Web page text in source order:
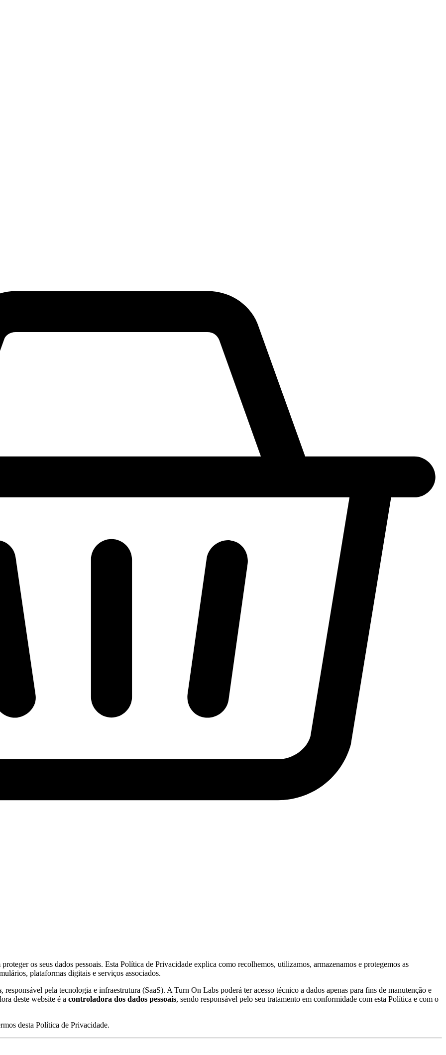
os seus dados pessoais. Esta Política de Privacidade explica como recolhemos, utilizamos, armazenamos e protegemos as
plataformas digitais e serviços associados.
, responsável pela tecnologia e infraestrutura (SaaS). A Turn On Labs poderá ter acesso técnico a dados apenas para fins de manutenção e
deste website é a controladora dos dados pessoais, sendo responsável pelo seu tratamento em conformidade com esta Política e com o
desta Política de Privacidade.